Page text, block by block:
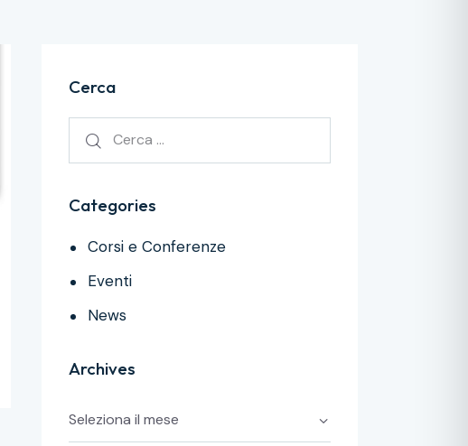
Cerca
Categories
Corsi e Conferenze
Eventi
News
Archives